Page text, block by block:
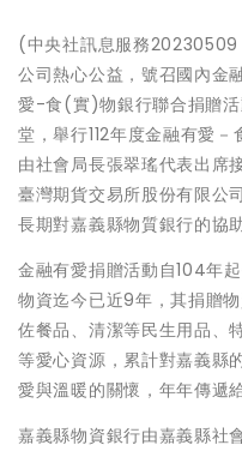
(中央社訊息服務20230509
公司熱心公益，號召國內金
愛-食(實)物銀行聯合捐贈
堂，舉行112年度金融有愛
由社會局長張翠瑤代表出席
臺灣期貨交易所股份有限公
長期對嘉義縣物質銀行的協助
金融有愛捐贈活動自104年
物資迄今已近9年，其捐贈
佐餐品、清潔等民生用品、
等愛心資源，累計對嘉義縣
愛與溫暖的關懷，年年傳遞
嘉義縣物資銀行由嘉義縣社